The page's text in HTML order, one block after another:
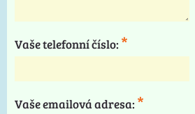
Vaše telefonní číslo: *
Vaše emailová adresa: *